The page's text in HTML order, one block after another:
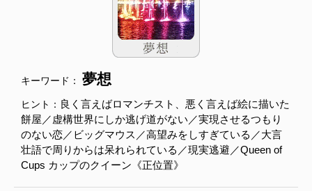
キーワード： 夢想
ヒント： 良く言えばロマンチスト、悪く言えば絵に描いた
餅屋／虚構世界にしか逃げ道がない／実現させるつもり
のない恋／ビッグマウス／高望みをしすぎている／大言
壮語で周りからは呆れられている／現実逃避／Queen of
Cups カップのクイーン《正位置》